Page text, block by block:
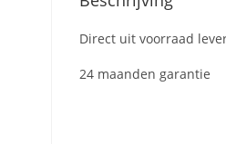
Direct uit voorraad
24 maanden garantie